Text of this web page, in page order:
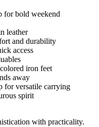
for bold weekend
leather
and durability
access
iron feet
away
for versatile carrying
spirit
with practicality.